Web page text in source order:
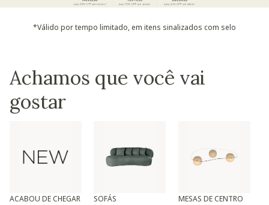
*Válido por tempo limitado, em itens sinalizados com selo
Achamos que você vai
gostar
ACABOU DE CHEGAR SOFÁS MESAS DE CENTRO